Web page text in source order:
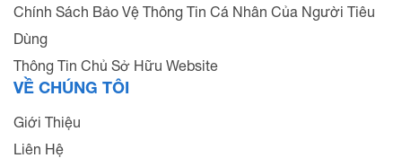
Chính Sách Bảo Vệ Thông Tin Cá Nhân Của Người Tiêu
Dùng
Thông Tin Chủ Sở Hữu Website
VỀ CHÚNG TÔI
Giới Thiệu
Liên Hệ